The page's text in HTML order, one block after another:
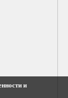
и